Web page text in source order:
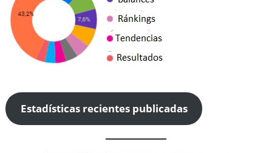
Estadísticas recientes publicadas